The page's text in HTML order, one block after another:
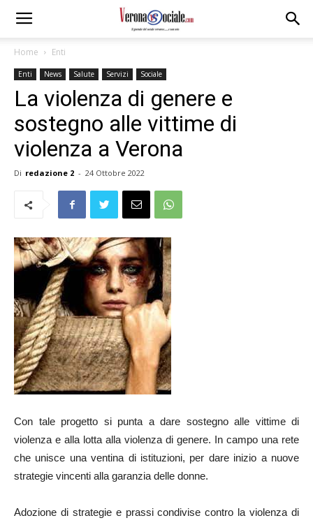
Home Enti
Enti News Salute Servizi Sociale
La violenza di genere e
sostegno alle vittime di
violenza a Verona
Di redazione 2 - 24 Ottobre 2022
Con tale progetto si punta a dare sostegno alle vittime di
violenza e alla lotta alla violenza di genere. In campo una rete
che unisce una ventina di istituzioni, per dare inizio a nuove
strategie vincenti alla garanzia delle donne.
Adozione di strategie e prassi condivise contro la violenza di